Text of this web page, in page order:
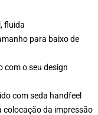
fluida
para baixo de
com o seu design
com seda handfeel
colocação da impressão